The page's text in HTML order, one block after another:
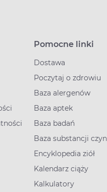
Pomocne linki
Dostawa
Poczytaj o zdrowiu
Baza alergenów
Baza aptek
Baza badań
Baza substancji
Encyklopedia ziół
Kalendarz ciąży
Kalkulatory